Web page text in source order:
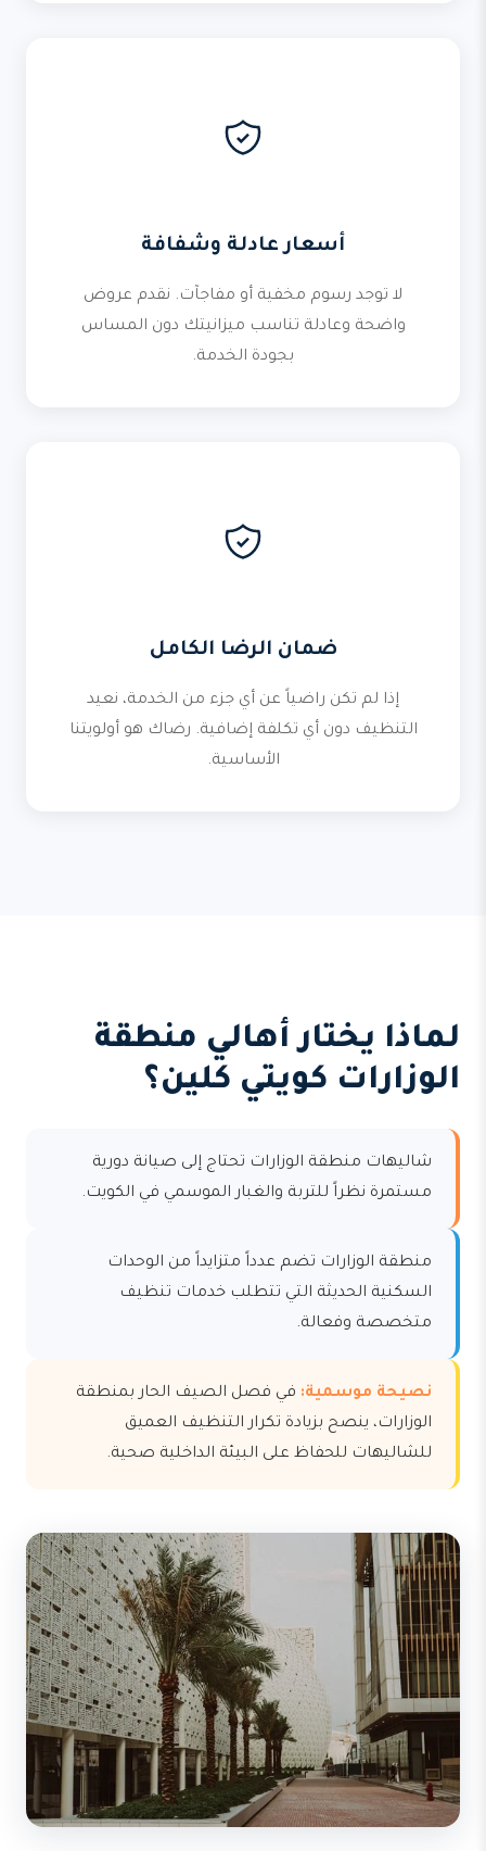
أسعار عادلة وشفافة
لا توجد رسوم مخفية أو مفاجآت. نقدم عروض
واضحة وعادلة تناسب ميزانيتك دون المساس
بجودة الخدمة.
ضمان الرضا الكامل
إذا لم تكن راضياً عن أي جزء من الخدمة، نعيد
التنظيف دون أي تكلفة إضافية. رضاك هو أولويتنا
الأساسية.
لماذا يختار أهالي منطقة
الوزارات كويتي كلين؟
شاليهات منطقة الوزارات تحتاج إلى صيانة دورية
مستمرة نظراً للتربة والغبار الموسمي في الكويت.
منطقة الوزارات تضم عدداً متزايداً من الوحدات
السكنية الحديثة التي تتطلب خدمات تنظيف
متخصصة وفعالة.
نصيحة موسمية: في فصل الصيف الحار بمنطقة
الوزارات، ينصح بزيادة تكرار التنظيف العميق
للشاليهات للحفاظ على البيئة الداخلية صحية.